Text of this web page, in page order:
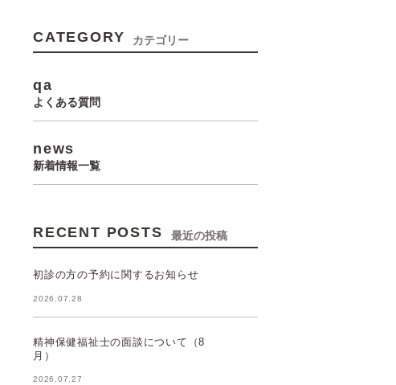
CATEGORY カテゴリー
qa
よくある質問
news
新着情報一覧
RECENT POSTS 最近の投稿
初診の方の予約に関するお知らせ
2026.07.28
精神保健福祉士の面談について（8
月）
2026.07.27